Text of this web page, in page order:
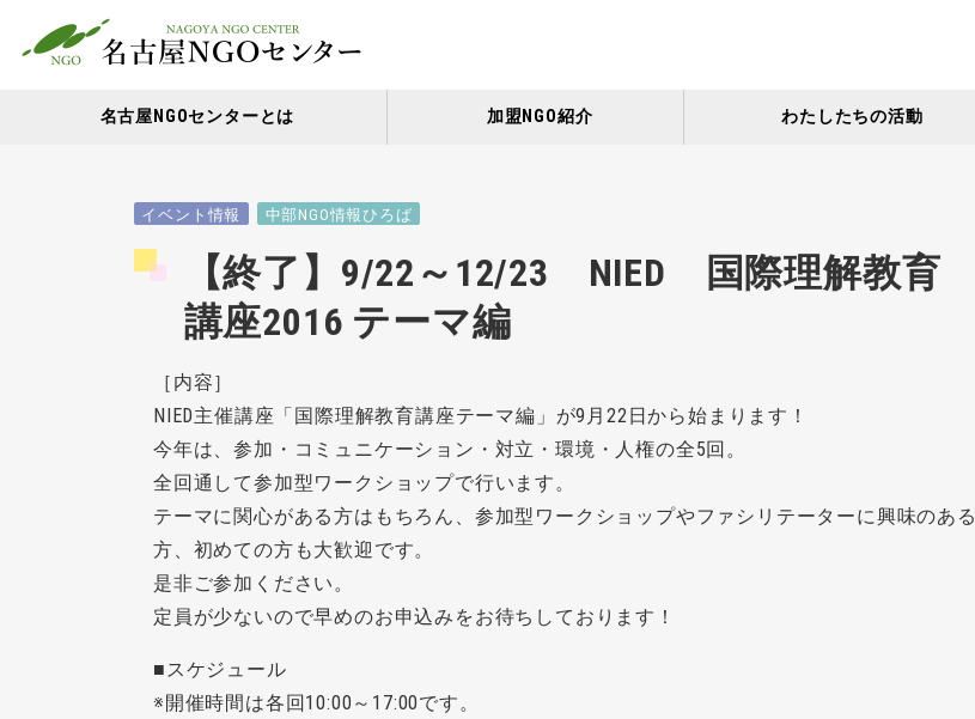
名古屋NGOセンターとは 加盟NGO紹介 わたしたちの活動
イベント情報 中部NGO情報ひろば
【終了】9/22～12/23 NIED 国際理解教育
講座2016 テーマ編
［内容］
NIED主催講座「国際理解教育講座テーマ編」が9月22日から始まります！
今年は、参加・コミュニケーション・対立・環境・人権の全5回。
全回通して参加型ワークショップで行います。
テーマに関心がある方はもちろん、参加型ワークショップやファシリテーターに興味のある
方、初めての方も大歓迎です。
是非ご参加ください。
定員が少ないので早めのお申込みをお待ちしております！
■スケジュール
※開催時間は各回10:00～17:00です。